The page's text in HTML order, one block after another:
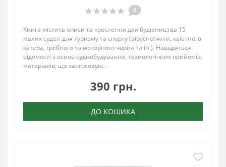
0
Книга містить описи та креслення для будівництва 15
малих суден для туризму та спорту (вірусної яхти, каютного
катера, гребного та моторного човна та ін.). Наводяться
відомості з основ суднобудування, технологічних прийомів,
матеріалів, що застосовую..
390 грн.
ДО КОШИКА